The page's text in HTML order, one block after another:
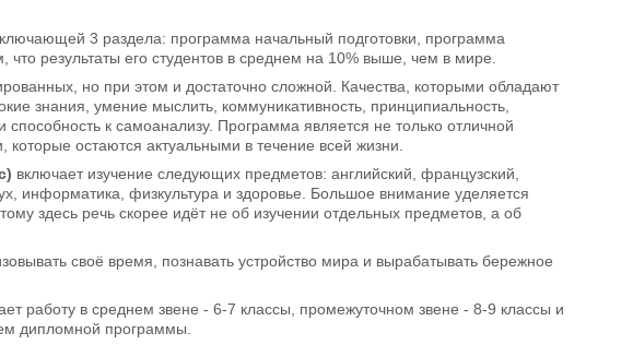
3 раздела: программа начальный подготовки, программа
результаты его студентов в среднем на 10% выше, чем в мире.
но при этом и достаточно сложной. Качества, которыми обладают
знания, умение мыслить, коммуникативность, принципиальность,
к самоанализу. Программа является не только отличной
которые остаются актуальными в течение всей жизни.
включает изучение следующих предметов: английский, французский,
информатика, физкультура и здоровье. Большое внимание уделяется
здесь речь скорее идёт не об изучении отдельных предметов, а об
своё время, познавать устройство мира и вырабатывать бережное
работу в среднем звене - 6-7 классы, промежуточном звене - 8-9 классы и
дипломной программы.